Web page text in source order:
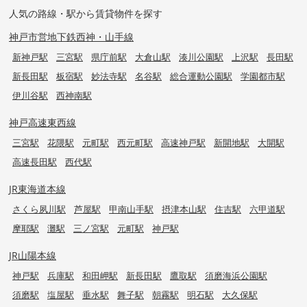
人気の路線・駅から賃貸物件を探す
神戸市営地下鉄西神・山手線
新神戸駅 三宮駅 県庁前駅 大倉山駅 湊川公園駅 上沢駅
長田駅
新長田駅
板宿駅 妙法寺駅 名谷駅 総合運動公園駅
学園都市駅
伊川谷駅
西神南駅
神戸高速東西線
三宮駅 花隈駅 元町駅 西元町駅 高速神戸駅 新開地駅
大開駅
高速長田駅
西代駅
JR東海道本線
さくら夙川駅 芦屋駅 甲南山手駅 摂津本山駅 住吉駅
六甲道駅
摩耶駅
灘駅 三ノ宮駅 元町駅 神戸駅
JR山陽本線
神戸駅 兵庫駅 和田岬駅 新長田駅 鷹取駅
須磨海浜公園駅
須磨駅
塩屋駅 垂水駅 舞子駅 朝霧駅 明石駅 大久保駅